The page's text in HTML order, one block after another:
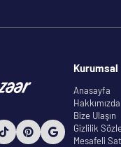
Kurumsal
Anasayfa
Hakkımızda
Bize Ulaşın
Gizlilik
Mesafeli